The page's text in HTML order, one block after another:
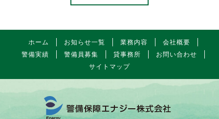
ホーム お知らせ一覧 業務内容
会社概要
警備実績
警備員募集 貸事務所
お問い合わせ
サイトマップ